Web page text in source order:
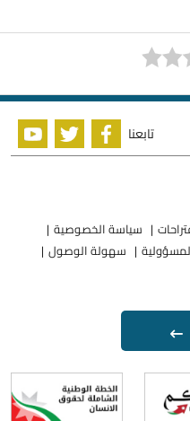
تابعنا
سياسة الخصوصية
سهولة الوصول